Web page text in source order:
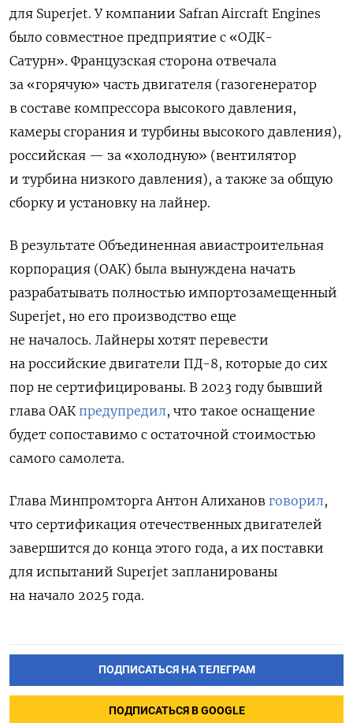
для Superjet. У компании Safran Aircraft Engines
было совместное предприятие с «ОДК-
Сатурн». Французская сторона отвечала
за «горячую» часть двигателя (газогенератор
в составе компрессора высокого давления,
камеры сгорания и турбины высокого давления),
российская — за «холодную» (вентилятор
и турбина низкого давления), а также за общую
сборку и установку на лайнер.
В результате Объединенная авиастроительная
корпорация (ОАК) была вынуждена начать
разрабатывать полностью импортозамещенный
Superjet, но его производство еще
не началось. Лайнеры хотят перевести
на российские двигатели ПД-8, которые до сих
пор не сертифицированы. В 2023 году бывший
глава ОАК предупредил, что такое оснащение
будет сопоставимо с остаточной стоимостью
самого самолета.
Глава Минпромторга Антон Алиханов говорил,
что сертификация отечественных двигателей
завершится до конца этого года, а их поставки
для испытаний Superjet запланированы
на начало 2025 года.
ПОДПИСАТЬСЯ НА ТЕЛЕГРАМ
ПОДПИСАТЬСЯ В GOOGLE